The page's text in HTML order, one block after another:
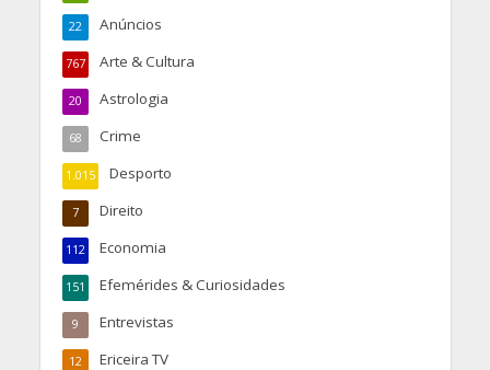
Anúncios
22
Arte & Cultura
767
Astrologia
20
Crime
68
Desporto
1.015
Direito
7
Economia
112
Efemérides & Curiosidades
151
Entrevistas
9
Ericeira TV
12